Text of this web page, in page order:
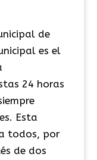
de
es el
24 horas
Esta
todos, por
de dos